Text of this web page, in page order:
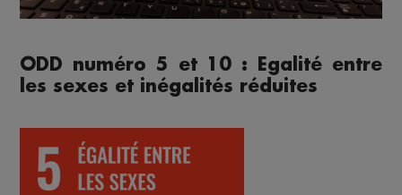
ODD numéro 5 et 10 : Egalité entre
les sexes et inégalités réduites